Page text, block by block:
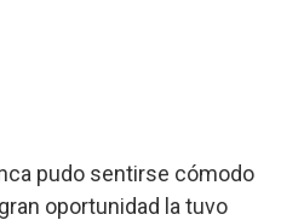
pudo sentirse cómodo
oportunidad la tuvo